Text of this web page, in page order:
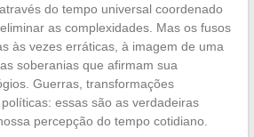
do tempo universal coordenado
as complexidades. Mas os fusos
às vezes erráticas, à imagem de uma
soberanias que afirmam sua
Guerras, transformações
essas são as verdadeiras
percepção do tempo cotidiano.